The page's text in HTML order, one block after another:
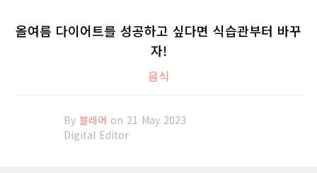
올여름 다이어트를 성공하고 싶다면 식습관부터 바꾸
자!
음식
By 블레어 on 21 May 2023
Digital Editor